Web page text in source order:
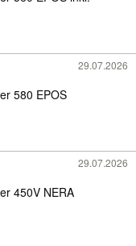
29.07.2026
580 EPOS
29.07.2026
450V NERA